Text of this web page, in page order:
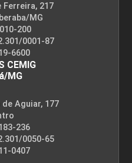
Ferreira, 217
MG
200
0001-87
6600
CEMIG
MG
Aguiar, 177
236
0050-65
0407